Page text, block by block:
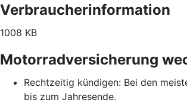
Verbraucherinformation
1008 KB
Motorradversicherung
Rechtzeitig kündigen: Bei den
bis zum Jahresende.